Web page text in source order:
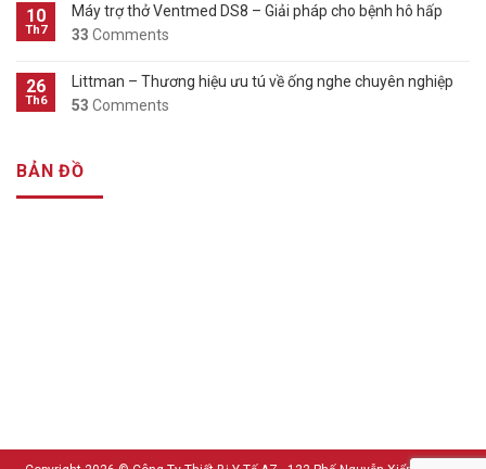
10
Th7
Máy trợ thở Ventmed DS8 – Giải pháp cho bệnh hô hấp
33 Comments
26
Th6
Littman – Thương hiệu ưu tú về ống nghe chuyên nghiệp
53 Comments
BẢN ĐỒ